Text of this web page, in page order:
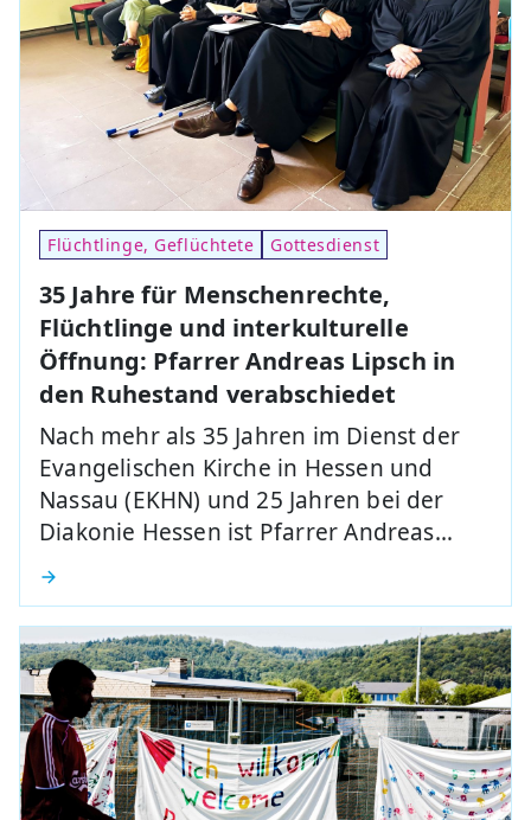
Flüchtlinge, Geflüchtete Gottesdienst
35 Jahre für Menschenrechte,
Flüchtlinge und interkulturelle
Öffnung: Pfarrer Andreas Lipsch in
den Ruhestand verabschiedet
Nach mehr als 35 Jahren im Dienst der
Evangelischen Kirche in Hessen und
Nassau (EKHN) und 25 Jahren bei der
Diakonie Hessen ist Pfarrer Andreas…